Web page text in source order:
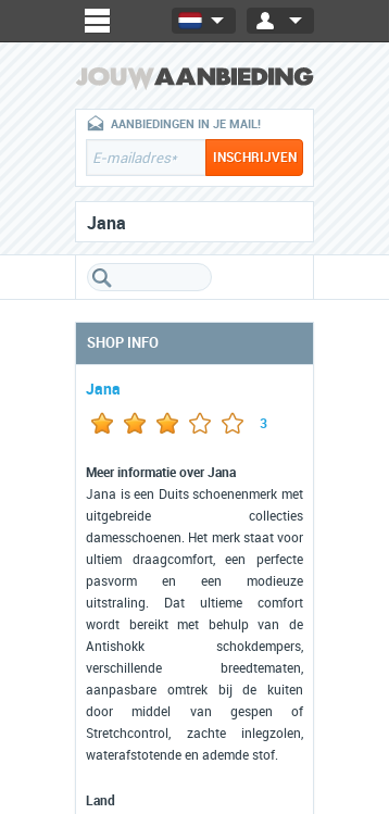
AANBIEDINGEN IN JE MAIL!
Jana
SHOP INFO
Jana
3
Meer informatie over Jana
Jana is een Duits schoenenmerk met
uitgebreide collecties
damesschoenen. Het merk staat voor
ultiem draagcomfort, een perfecte
pasvorm en een modieuze
uitstraling. Dat ultieme comfort
wordt bereikt met behulp van de
Antishokk schokdempers,
verschillende breedtematen,
aanpasbare omtrek bij de kuiten
door middel van gespen of
Stretchcontrol, zachte inlegzolen,
waterafstotende en ademde stof.
Land